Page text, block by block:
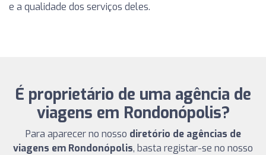
e a qualidade dos serviços deles.
É proprietário de uma agência de
viagens em Rondonópolis?
Para aparecer no nosso diretório de agências de
viagens em Rondonópolis, basta registar-se no nosso